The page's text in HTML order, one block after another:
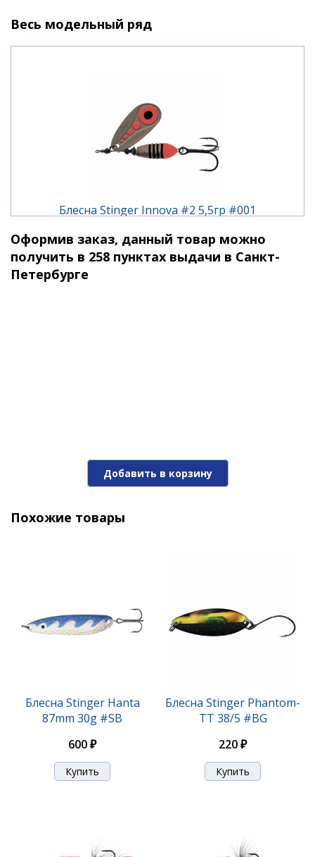
Весь модельный ряд
Блесна Stinger Innova #2 5,5гр #001
310 ₽
Оформив заказ, данный товар можно
получить в 258 пунктах выдачи в Санкт-
Петербурге
Добавить в корзину
Похожие товары
Блесна Stinger Hanta
87mm 30g #SB
600 ₽
Блесна Stinger Phantom-
TT 38/5 #BG
220 ₽